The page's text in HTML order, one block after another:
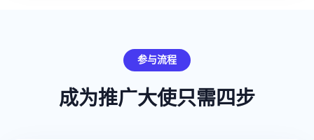
参与流程
成为推广大使只需四步